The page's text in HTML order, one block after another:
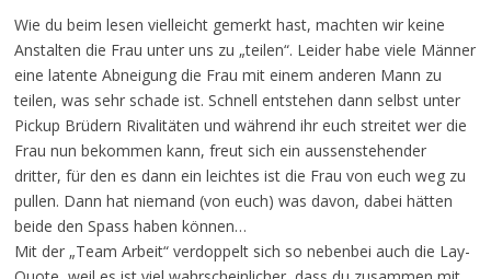
Wie du beim lesen vielleicht gemerkt hast, machten wir keine
Anstalten die Frau unter uns zu „teilen“. Leider habe viele Männer
eine latente Abneigung die Frau mit einem anderen Mann zu
teilen, was sehr schade ist. Schnell entstehen dann selbst unter
Pickup Brüdern Rivalitäten und während ihr euch streitet wer die
Frau nun bekommen kann, freut sich ein aussenstehender
dritter, für den es dann ein leichtes ist die Frau von euch weg zu
pullen. Dann hat niemand (von euch) was davon, dabei hätten
beide den Spass haben können…
Mit der „Team Arbeit“ verdoppelt sich so nebenbei auch die Lay-